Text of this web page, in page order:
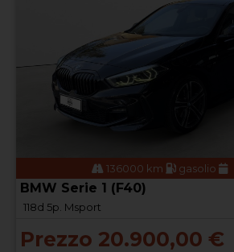
136000 km gasolio
BMW Serie 1 (F40)
118d 5p. Msport
Prezzo 20.900,00 €